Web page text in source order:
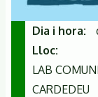
Dia i hora
Lloc
LAB
CARDEDEU